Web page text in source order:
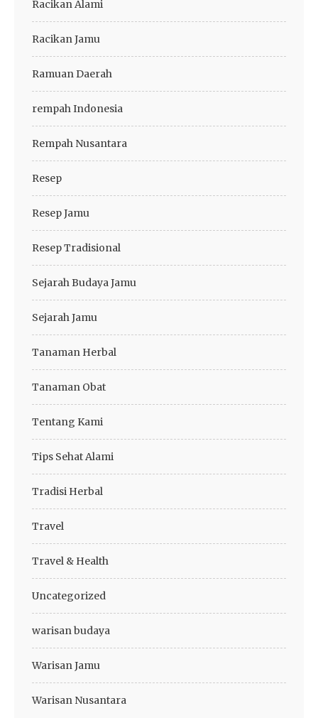
Racikan Alami
Racikan Jamu
Ramuan Daerah
rempah Indonesia
Rempah Nusantara
Resep
Resep Jamu
Resep Tradisional
Sejarah Budaya Jamu
Sejarah Jamu
Tanaman Herbal
Tanaman Obat
Tentang Kami
Tips Sehat Alami
Tradisi Herbal
Travel
Travel & Health
Uncategorized
warisan budaya
Warisan Jamu
Warisan Nusantara